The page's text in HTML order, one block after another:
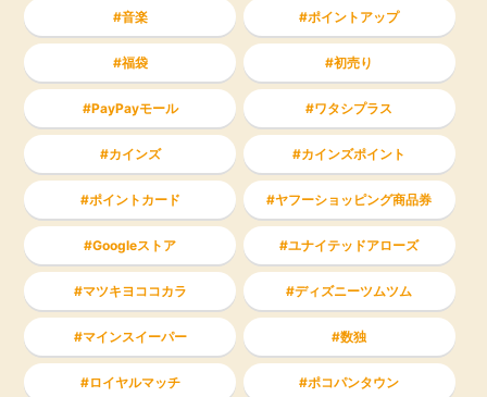
音楽 ポイントアップ
福袋 初売り
PayPayモール ワタシプラス
カインズ カインズポイント
ポイントカード ヤフーショッピング商品券
Googleストア ユナイテッドアローズ
マツキヨココカラ ディズニーツムツム
マインスイーパー 数独
ロイヤルマッチ ポコパンタウン